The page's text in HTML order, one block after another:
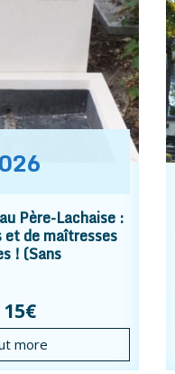
Père-Lachaise :
et de maîtresses
! (Sans
15€
more